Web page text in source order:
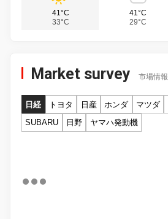
41°C
33°C
41°C
29°C
Market survey 市場情報
日経 トヨタ 日産 ホンダ マツダ
SUBARU
日野 ヤマハ発動機